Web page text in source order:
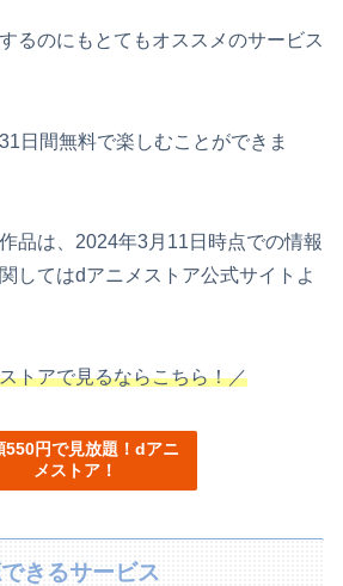
るのにもとてもオススメのサービス
日間無料で楽しむことができま
品は、2024年3月11日時点での情報
してはdアニメストア公式サイトよ
トアで見るならこちら！／
550円で見放題！dアニ
メストア！
きるサービス